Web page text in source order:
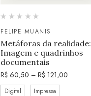
FELIPE MUANIS
Metáforas da realidade:
Imagem e quadrinhos
documentais
R$ 60,50 – R$ 121,00
Digital Impressa